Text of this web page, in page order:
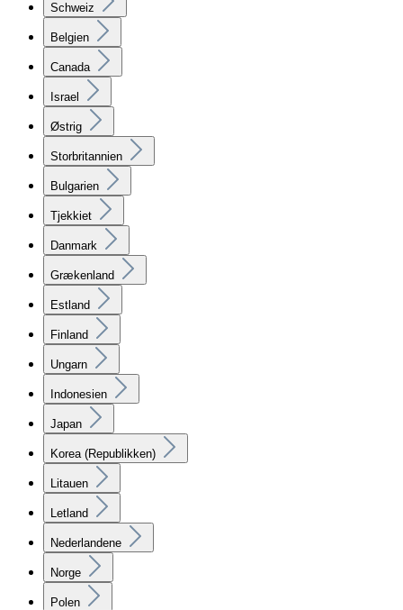
Schweiz
Belgien
Canada
Israel
Østrig
Storbritannien
Bulgarien
Tjekkiet
Danmark
Grækenland
Estland
Finland
Ungarn
Indonesien
Japan
Korea (Republikken)
Litauen
Letland
Nederlandene
Norge
Polen